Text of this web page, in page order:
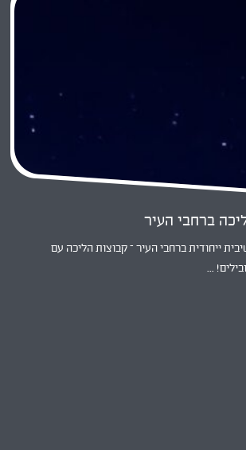
ברחבי העיר
ייחודית ברחבי העיר – קבוצות הליכה עם
...